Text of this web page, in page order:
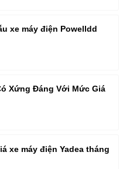
xe máy điện Powelldd
Xứng Đáng Với Mức Giá
xe máy điện Yadea tháng